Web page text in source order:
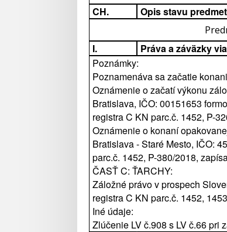
CH. Opis stavu
I.
Práva a záväzky
Poznámky:
Poznamenáva sa začatie
Oznámenie o začatí výkonu
Bratislava, IČO: 00151653
registra C KN parc.č. 1452, P-
Oznámenie o konaní
Bratislava - Staré Mesto, IČO:
parc.č. 1452, P-380/2018,
ČASŤ C: ŤARCHY:
Záložné právo v prospech
registra C KN parc.č. 1452,
Iné údaje:
Zlúčenie LV č.908 s LV č.66 pri